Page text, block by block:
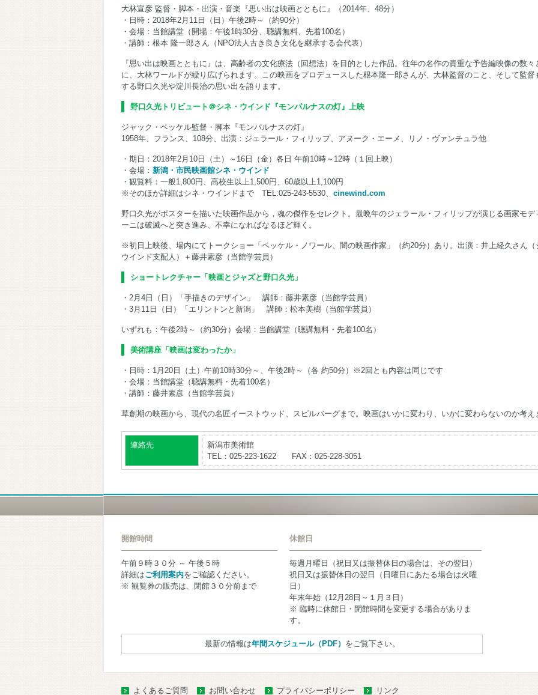
大林宣彦 監督・脚本・出演・音楽『思い出は映画とともに』（2014年、48分）
・日時：2018年2月11日（日）午後2時～（約90分）
・会場：当館講堂（開場：午後1時30分、聴講無料、先着100名）
・講師：根本 隆一郎さん（NPO法人古き良き文化を継承する会代表）
『思い出は映画とともに』は、高齢者の文化療法（回想法）を目的とした作品。往年の名作の貴重な予告編映像の数々
に、大林ワールドが繰り広げられます。この映画をプロデュースした根本隆一郎さんが、大林監督のこと、そして監督
する野口久光や淀川長治の思い出を語ります。
野口久光トリビュート＠シネ・ウインド『モンパルナスの灯』上映
ジャック・ベッケル監督・脚本『モンパルナスの灯』
1958年、フランス、108分、出演：ジェラール・フィリップ、アヌーク・エーメ、リノ・ヴァンチュラ他
・期日：2018年2月10日（土）～16日（金）各日 午前10時～12時（１回上映）
・会場： 新潟・市民映画館シネ・ウインド
・観覧料：一般1,800円、高校生以上1,500円、60歳以上1,100円
※そのほか詳細はシネ・ウインドまで TEL:025-243-5530、 cinewind.com
野口久光がポスターを描いた映画作品から，魂の傑作をセレクト。最晩年のジェラール・フィリップが演じる画家モデ
ーニは破滅へと突き進み、不幸になればなるほど輝く。
※初日上映後、場内にてトークショー「ベッケル・ノワール、闇の映画作家」（約20分）あり。出演：井上経久さん（
ウインド支配人）＋藤井素彦（当館学芸員）
ショートレクチャー「映画とジャズと野口久光」
・2月4日（日）「手描きのデザイン」 講師：藤井素彦（当館学芸員）
・3月11日（日）「エリントンと新潟」 講師：松本美樹（当館学芸員）
いずれも：午後2時～（約30分）会場：当館講堂（聴講無料・先着100名）
美術講座「映画は変わったか」
・日時：1月20日（土）午前10時30分～、午後2時～（各 約50分）※2回とも内容は同じです
・会場：当館講堂（聴講無料・先着100名）
・講師：藤井素彦（当館学芸員）
草創期の映画から、現代の名匠イーストウッド、スピルバーグまで。映画はいかに変わり、いかに変わらないのか考え
連絡先
新潟市美術館
TEL：025-223-1622 FAX：025-228-3051
開館時間
午前９時３０分 ～ 午後５時
詳細はご利用案内をご確認ください。
※ 観覧券の販売は、閉館３０分前まで
休館日
毎週月曜日（祝日又は振替休日の場合は、その翌日）
祝日又は振替休日の翌日（日曜日にあたる場合は火曜
日）
年末年始（12月28日～１月３日）
※ 臨時に休館日・閉館時間を変更する場合がありま
す。
最新の情報は年間スケジュール（PDF） をご覧下さい。
よくあるご質問 お問い合わせ プライバシーポリシー リンク